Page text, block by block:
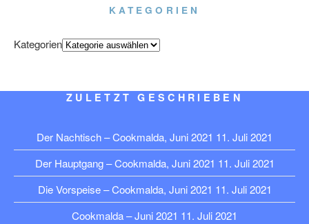
KATEGORIEN
Kategorien
ZULETZT GESCHRIEBEN
Der Nachtisch – Cookmalda, Juni 2021 11. Juli 2021
Der Hauptgang – Cookmalda, Juni 2021 11. Juli 2021
Die Vorspeise – Cookmalda, Juni 2021 11. Juli 2021
Cookmalda – Juni 2021 11. Juli 2021